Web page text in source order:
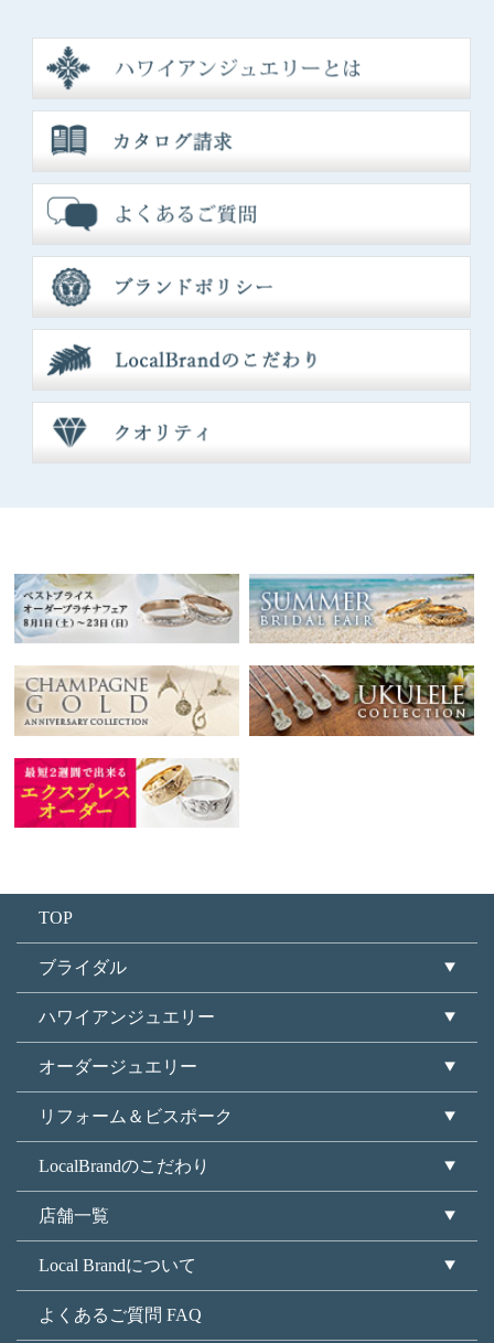
TOP
ブライダル
ハワイアンジュエリー
オーダージュエリー
リフォーム＆ビスポーク
LocalBrandのこだわり
店舗一覧
Local Brandについて
よくあるご質問 FAQ